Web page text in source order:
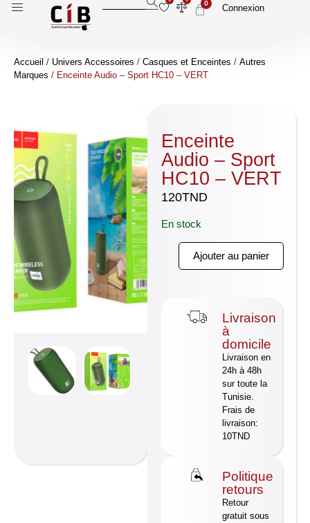
0 Connexion
Accueil / Univers Accessoires / Casques et Enceintes / Autres
Marques / Enceinte Audio – Sport HC10 – VERT
Enceinte
Audio – Sport
HC10 – VERT
120TND
En stock
Ajouter au panier
Livraison
à
domicile
Livraison en
24h à 48h
sur toute la
Tunisie.
Frais de
livraison:
10TND
Politique
retours
Retour
gratuit sous